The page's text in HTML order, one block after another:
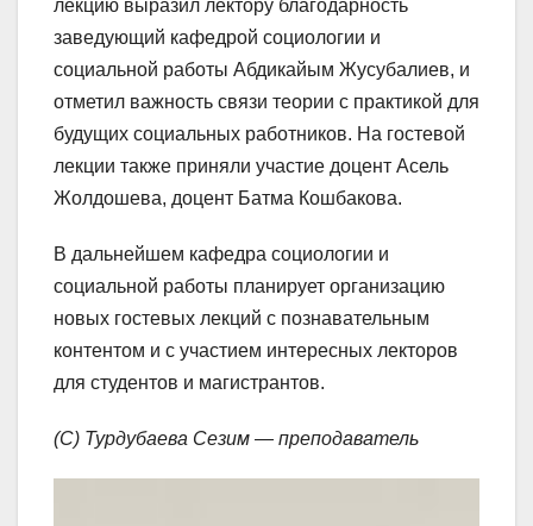
лекцию выразил лектору благодарность
заведующий кафедрой социологии и
социальной работы Абдикайым Жусубалиев, и
отметил важность связи теории с практикой для
будущих социальных работников. На гостевой
лекции также приняли участие доцент Асель
Жолдошева, доцент Батма Кошбакова.
В дальнейшем кафедра социологии и
социальной работы планирует организацию
новых гостевых лекций с познавательным
контентом и с участием интересных лекторов
для студентов и магистрантов.
(С) Турдубаева Сезим — преподаватель